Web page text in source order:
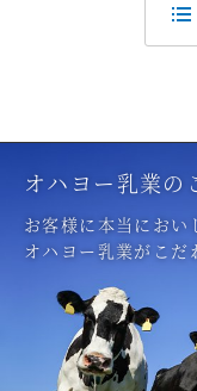
オハヨー乳業の
お客様に本当におい
オハヨー乳業がこだ